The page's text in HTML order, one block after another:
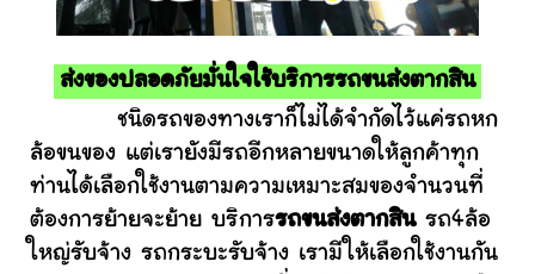
ส่งของปลอดภัยมั่นใจใช้บริการรถขนส่งตากสิน
ชนิดรถของทางเราก็ไม่ได้จำกัดไว้แค่รถหก
ล้อขนของ แต่เรายังมีรถอีกหลายขนาดให้ลูกค้าทุก
ท่านได้เลือกใช้งานตามความเหมาะสมของจำนวนที่
ต้องการย้ายจะย้าย บริการรถขนส่งตากสินรถ4ล้อ
ใหญ่รับจ้าง รถกระบะรับจ้าง เรามีให้เลือกใช้งานกัน